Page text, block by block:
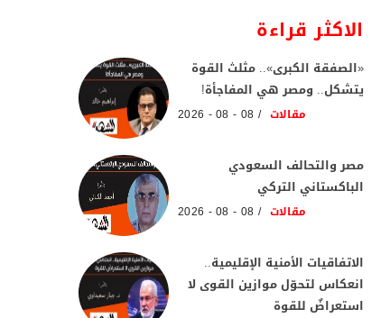
الاكثر قراءة
«الصفقة الكبرى».. مثلث القوة
يتشكل.. ومصر هي المفاجأة!
مقالات 08 - 08 - 2026
مصر والتحالف السعودي
الباكستاني التركي
مقالات 08 - 08 - 2026
الاتفاقيات الأمنية الإقليمية..
انعكاس لتحوّل موازين القوى لا
استعراضٌ للقوة